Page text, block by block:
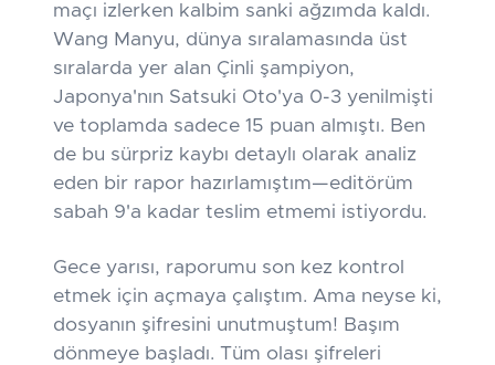
maçı izlerken kalbim sanki ağzımda kaldı.
Wang Manyu, dünya sıralamasında üst
sıralarda yer alan Çinli şampiyon,
Japonya'nın Satsuki Oto'ya 0-3 yenilmişti
ve toplamda sadece 15 puan almıştı. Ben
de bu sürpriz kaybı detaylı olarak analiz
eden bir rapor hazırlamıştım—editörüm
sabah 9'a kadar teslim etmemi istiyordu.
Gece yarısı, raporumu son kez kontrol
etmek için açmaya çalıştım. Ama neyse ki,
dosyanın şifresini unutmuştum! Başım
dönmeye başladı. Tüm olası şifreleri